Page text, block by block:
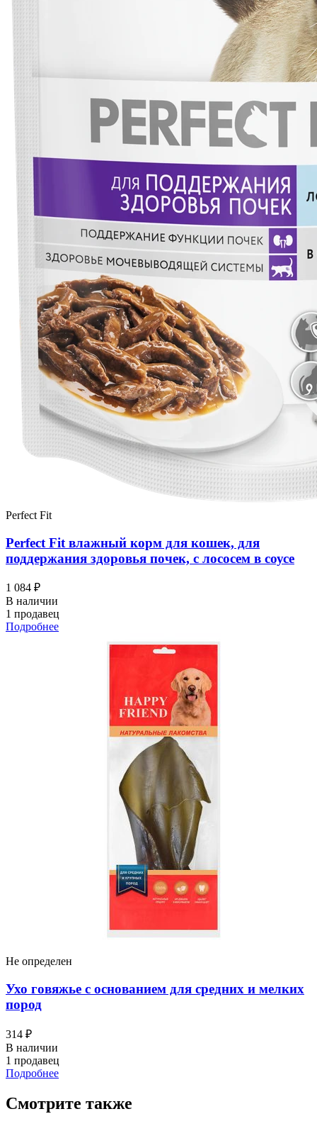
Perfect Fit
Perfect Fit влажный корм для кошек, для
поддержания здоровья почек, с лососем в соусе
1 084 ₽
В наличии
1 продавец
Подробнее
Не определен
Ухо говяжье с основанием для средних и мелких
пород
314 ₽
В наличии
1 продавец
Подробнее
Смотрите также